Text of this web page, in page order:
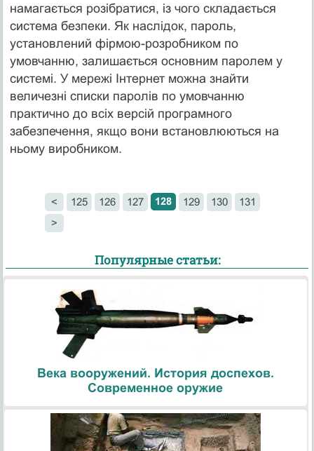
намагається розібратися, із чого складається
система безпеки. Як наслідок, пароль,
установлений фірмою-розробником по
умовчанню, залишається основним паролем у
системі. У мережі Інтернет можна знайти
величезні списки паролів по умовчанню
практично до всіх версій програмного
забезпечення, якщо вони встановлюються на
ньому виробником.
< 125 126 127 128 129 130
131
>
Популярные статьи:
Века вооружений. История доспехов.
Современное оружие